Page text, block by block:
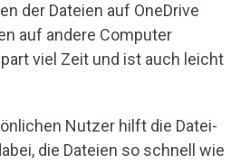
der Dateien auf OneDrive
auf andere Computer
viel Zeit und ist auch leicht
Nutzer hilft die Datei-
die Dateien so schnell wie